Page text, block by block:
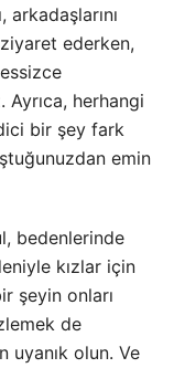
arkadaşlarını
ederken,
Ayrıca, herhangi
bir şey fark
emin
bedenlerinde
kızlar için
şeyin onları
de
uyanık olun. Ve